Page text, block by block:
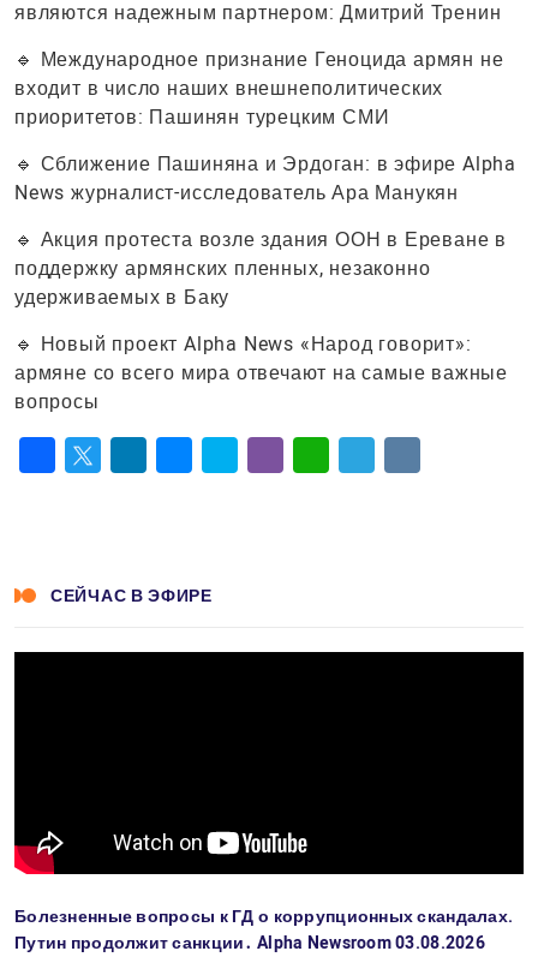
являются надежным партнером: Дмитрий Тренин
🔹 Международное признание Геноцида армян не
входит в число наших внешнеполитических
приоритетов: Пашинян турецким СМИ
🔹 Сближение Пашиняна и Эрдоган: в эфире Alpha
News журналист-исследователь Ара Манукян
🔹 Акция протеста возле здания ООН в Ереване в
поддержку армянских пленных, незаконно
удерживаемых в Баку
🔹 Новый проект Alpha News «Народ говорит»:
армяне со всего мира отвечают на самые важные
вопросы
СЕЙЧАС В ЭФИРЕ
Болезненные вопросы к ГД о коррупционных скандалах.
Путин продолжит санкции․ Alpha Newsroom 03.08.2026